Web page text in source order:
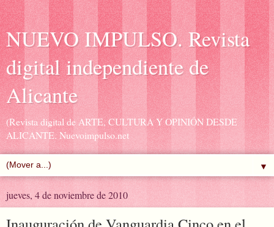
NUEVO IMPULSO. Revista
digital independiente de
Alicante
(Revista digital de ARTE, CULTURA Y OPINIÓN DESDE
ALICANTE. Nuevoimpulso.net
▼
jueves, 4 de noviembre de 2010